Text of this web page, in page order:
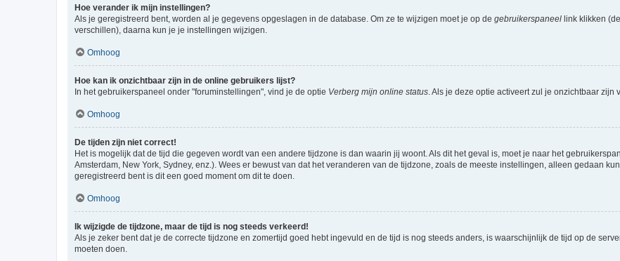
Hoe verander ik mijn instellingen?
Als je geregistreerd bent, worden al je gegevens opgeslagen in de database. Om ze te wijzigen moet je op de gebruikerspaneel link klikken
verschillen), daarna kun je je instellingen wijzigen.
Omhoog
Hoe kan ik onzichtbaar zijn in de online gebruikers lijst?
In het gebruikerspaneel onder "foruminstellingen", vind je de optie Verberg mijn online status . Als je deze optie activeert zul je onzichtbaar
Omhoog
De tijden zijn niet correct!
Het is mogelijk dat de tijd die gegeven wordt van een andere tijdzone is dan waarin jij woont. Als dit het geval is, moet je naar het
Amsterdam, New York, Sydney, enz.). Wees er bewust van dat het veranderen van de tijdzone, zoals de meeste instellingen, alleen gedaan
geregistreerd bent is dit een goed moment om dit te doen.
Omhoog
Ik wijzigde de tijdzone, maar de tijd is nog steeds verkeerd!
Als je zeker bent dat je de correcte tijdzone en zomertijd goed hebt ingevuld en de tijd is nog steeds anders, is waarschijnlijk de tijd op de
moeten doen.